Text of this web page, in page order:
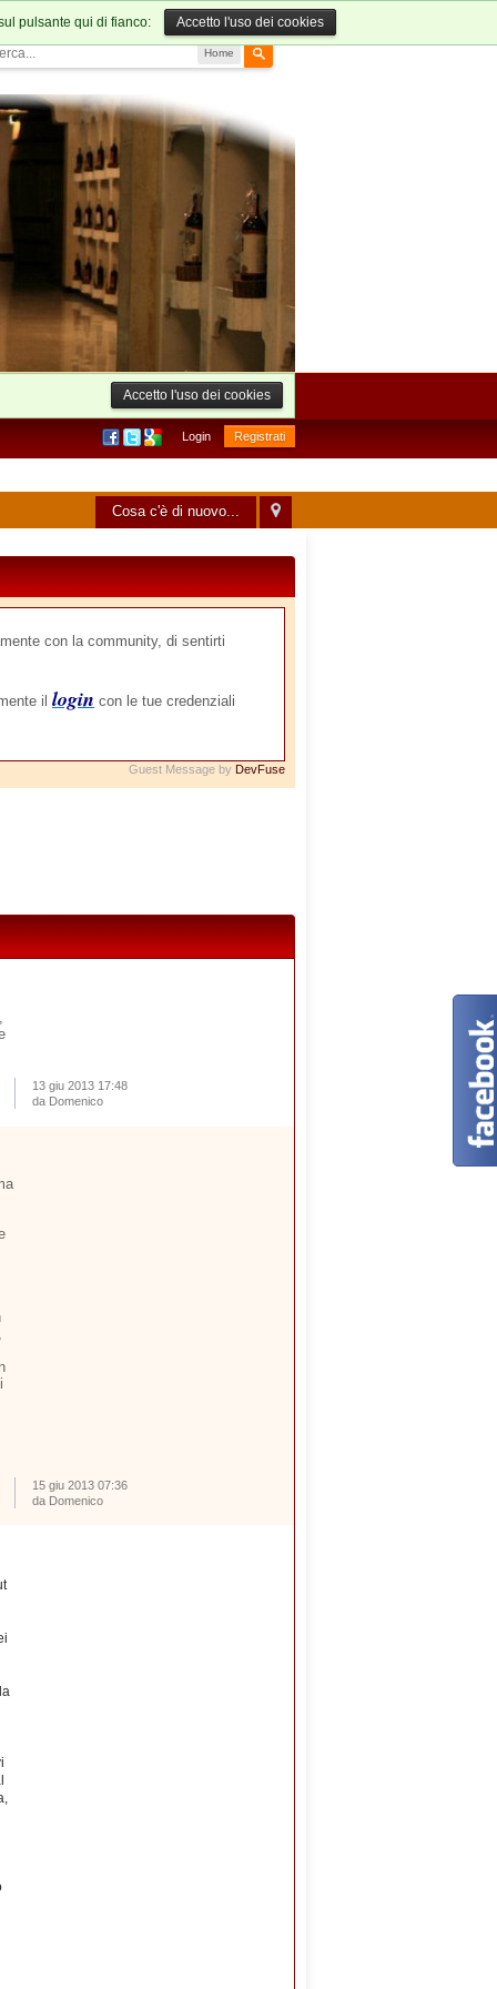
Home
pulsante qui di fianco: Accetto l'uso dei cookies
Accetto l'uso dei cookies
Login Registrati
Cosa c'è di nuovo...
con la community, di sentirti
il login con le tue credenziali
Guest Message by DevFuse
13 giu 2013 17:48
da Domenico
15 giu 2013 07:36
da Domenico